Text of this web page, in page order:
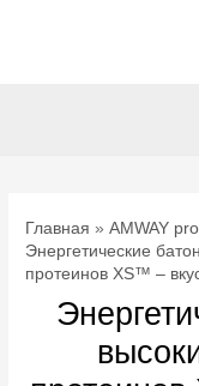
Главная
AMWAY
Энергетические
протеинов XS™ –